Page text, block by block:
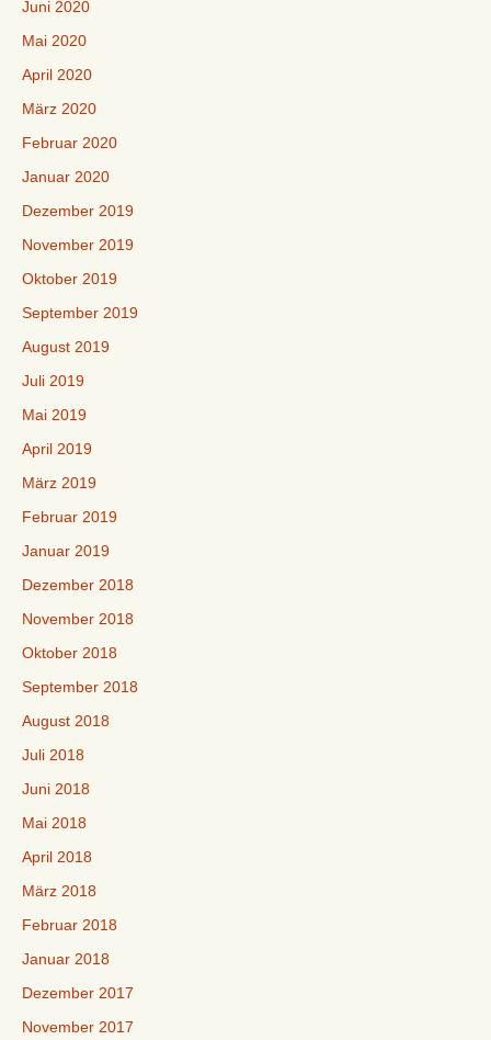
Juni 2020
Mai 2020
April 2020
März 2020
Februar 2020
Januar 2020
Dezember 2019
November 2019
Oktober 2019
September 2019
August 2019
Juli 2019
Mai 2019
April 2019
März 2019
Februar 2019
Januar 2019
Dezember 2018
November 2018
Oktober 2018
September 2018
August 2018
Juli 2018
Juni 2018
Mai 2018
April 2018
März 2018
Februar 2018
Januar 2018
Dezember 2017
November 2017